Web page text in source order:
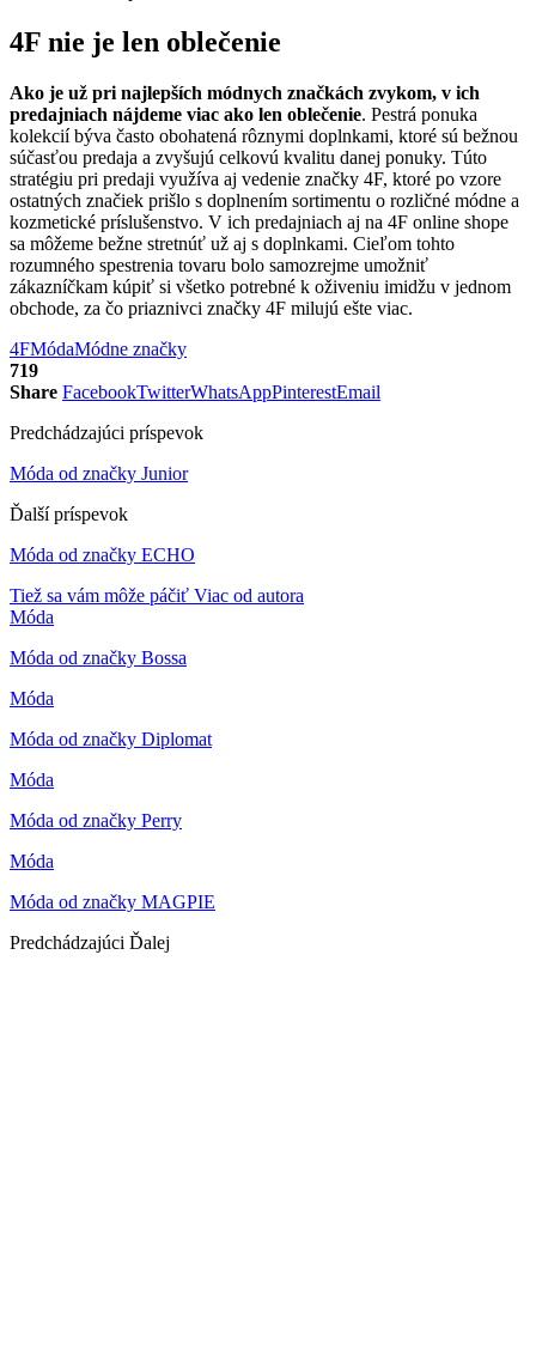
4F nie je len oblečenie
Ako je už pri najlepších módnych značkách zvykom, v ich
predajniach nájdeme viac ako len oblečenie. Pestrá ponuka
kolekcií býva často obohatená rôznymi doplnkami, ktoré sú bežnou
súčasťou predaja a zvyšujú celkovú kvalitu danej ponuky. Túto
stratégiu pri predaji využíva aj vedenie značky 4F, ktoré po vzore
ostatných značiek prišlo s doplnením sortimentu o rozličné módne a
kozmetické príslušenstvo. V ich predajniach aj na 4F online shope
sa môžeme bežne stretnúť už aj s doplnkami. Cieľom tohto
rozumného spestrenia tovaru bolo samozrejme umožniť
zákazníčkam kúpiť si všetko potrebné k oživeniu imidžu v jednom
obchode, za čo priaznivci značky 4F milujú ešte viac.
4FMódaMódne značky
719
Share FacebookTwitterWhatsAppPinterestEmail
Predchádzajúci príspevok
Móda od značky Junior
Ďalší príspevok
Móda od značky ECHO
Tiež sa vám môže páčiť Viac od autora
Móda
Móda od značky Bossa
Móda
Móda od značky Diplomat
Móda
Móda od značky Perry
Móda
Móda od značky MAGPIE
Predchádzajúci Ďalej